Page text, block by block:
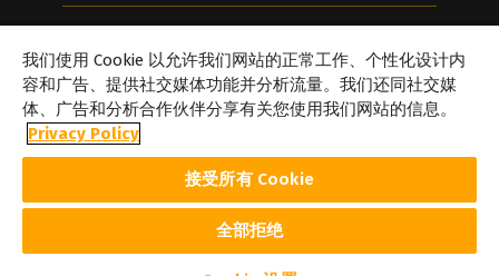
关于Caldera
我们的地点
关于Dover
合作伙伴
及品牌名称均为其各自所有者的财产。此处展示的所有图像和照片版
权归其各自所有者所有。Caldera 在不事先通知的情况下修改本网站
我们使用 Cookie 以允许我们网站的正常工作、个性化设计内
容和广告、提供社交媒体功能并分析流量。我们还同社交媒
体、广告和分析合作伙伴分享有关您使用我们网站的信息。
Privacy Policy
接受所有 Cookie
全部拒绝